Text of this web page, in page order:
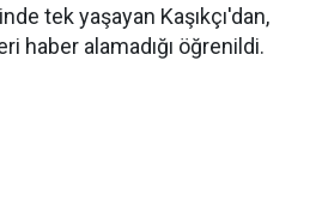
tek yaşayan Kaşıkçı'dan,
haber alamadığı öğrenildi.